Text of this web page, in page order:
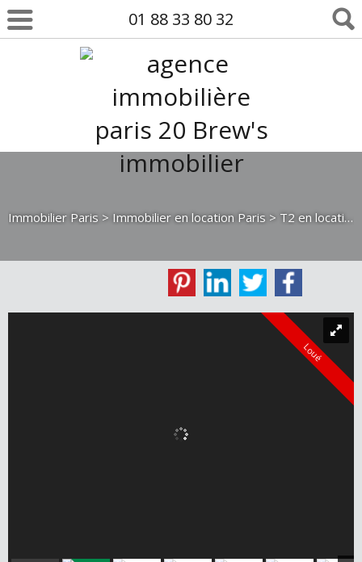
01 88 33 80 32
Immobilier Paris > Immobilier en location Paris > T2 en location Paris
Loué